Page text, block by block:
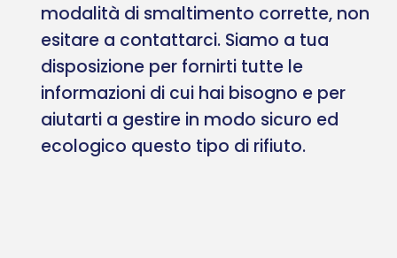
modalità di smaltimento corrette, non
esitare a contattarci. Siamo a tua
disposizione per fornirti tutte le
informazioni di cui hai bisogno e per
aiutarti a gestire in modo sicuro ed
ecologico questo tipo di rifiuto.